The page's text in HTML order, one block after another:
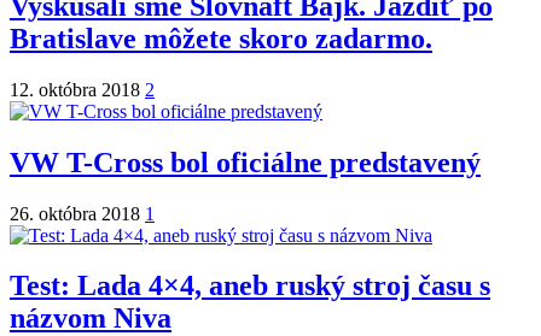
Bratislave môžete skoro zadarmo.
12. októbra 2018 2
VW T-Cross bol oficiálne predstavený
26. októbra 2018 1
Test: Lada 4×4, aneb ruský stroj času s
názvom Niva